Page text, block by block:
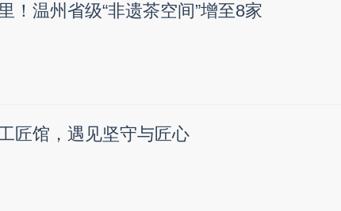
！温州省级“非遗茶空间”增至8家
匠馆，遇见坚守与匠心